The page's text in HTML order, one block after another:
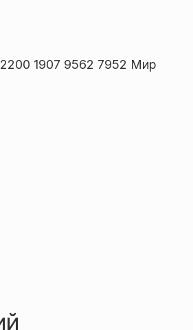
2200 1907 9562 7952 Мир